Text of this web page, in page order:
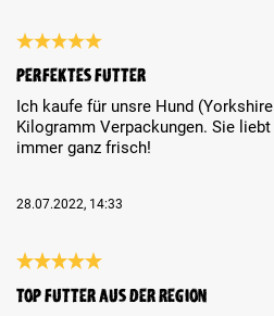
Perfektes Futter
Ich kaufe für unsre Hund
Kilogramm Verpackungen. Sie
immer ganz frisch!
28.07.2022, 14:33
Top Futter aus der Region